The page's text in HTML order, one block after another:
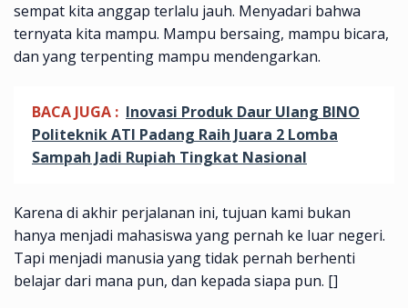
sempat kita anggap terlalu jauh. Menyadari bahwa
ternyata kita mampu. Mampu bersaing, mampu bicara,
dan yang terpenting mampu mendengarkan.
BACA JUGA : Inovasi Produk Daur Ulang BINO
Politeknik ATI Padang Raih Juara 2 Lomba
Sampah Jadi Rupiah Tingkat Nasional
Karena di akhir perjalanan ini, tujuan kami bukan
hanya menjadi mahasiswa yang pernah ke luar negeri.
Tapi menjadi manusia yang tidak pernah berhenti
belajar dari mana pun, dan kepada siapa pun. []